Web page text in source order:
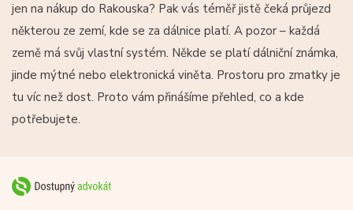
jen na nákup do Rakouska? Pak vás téměř jistě čeká průjezd
některou ze zemí, kde se za dálnice platí. A pozor – každá
země má svůj vlastní systém. Někde se platí dálniční známka,
jinde mýtné nebo elektronická viněta. Prostoru pro zmatky je
tu víc než dost. Proto vám přinášíme přehled, co a kde
potřebujete.